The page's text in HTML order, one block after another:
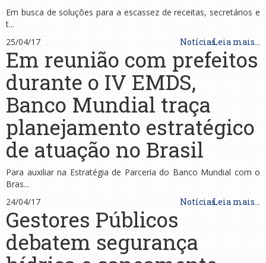
Em busca de soluções para a escassez de receitas, secretários e
t...
NotíciasLeia mais...
25/04/17
Em reunião com prefeitos
durante o IV EMDS,
Banco Mundial traça
planejamento estratégico
de atuação no Brasil
Para auxiliar na Estratégia de Parceria do Banco Mundial com o
Bras...
NotíciasLeia mais...
24/04/17
Gestores Públicos
debatem segurança